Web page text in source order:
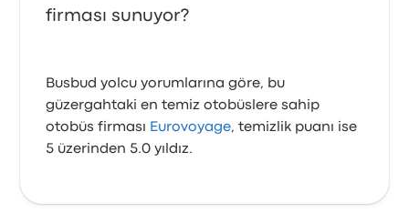
firması sunuyor?
Busbud yolcu yorumlarına göre, bu
güzergahtaki en temiz otobüslere sahip
otobüs firması Eurovoyage, temizlik puanı ise
5 üzerinden 5.0 yıldız.